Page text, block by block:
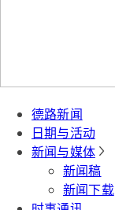
德路新闻
日期与活动
新闻与媒体
新闻稿
新闻下载